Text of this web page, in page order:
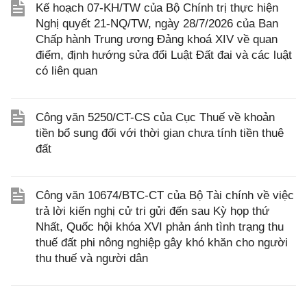
Kế hoạch 07-KH/TW của Bộ Chính trị thực hiện
Nghị quyết 21-NQ/TW, ngày 28/7/2026 của Ban
Chấp hành Trung ương Đảng khoá XIV về quan
điểm, định hướng sửa đổi Luật Đất đai và các luật
có liên quan
Công văn 5250/CT-CS của Cục Thuế về khoản
tiền bổ sung đối với thời gian chưa tính tiền thuê
đất
Công văn 10674/BTC-CT của Bộ Tài chính về việc
trả lời kiến nghị cử tri gửi đến sau Kỳ họp thứ
Nhất, Quốc hội khóa XVI phản ánh tình trạng thu
thuế đất phi nông nghiệp gây khó khăn cho người
thu thuế và người dân